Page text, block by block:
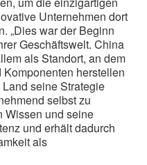
Unternehmen dort
„Dies war der Beginn
Geschäftswelt. China
als Standort, an dem
herstellen
seine Strategie
selbst zu
Wissen und seine
und erhält dadurch
als